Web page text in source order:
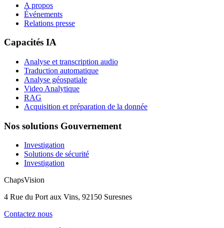
A propos
Événements
Relations presse
Capacités IA
Analyse et transcription audio
Traduction automatique
Analyse géospatiale
Video Analytique
RAG
Acquisition et préparation de la donnée
Nos solutions Gouvernement
Investigation
Solutions de sécurité
Investigation
ChapsVision
4 Rue du Port aux Vins, 92150 Suresnes
Contactez nous